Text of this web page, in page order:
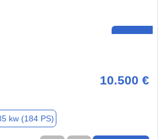
10.500 €
kw (184 PS)